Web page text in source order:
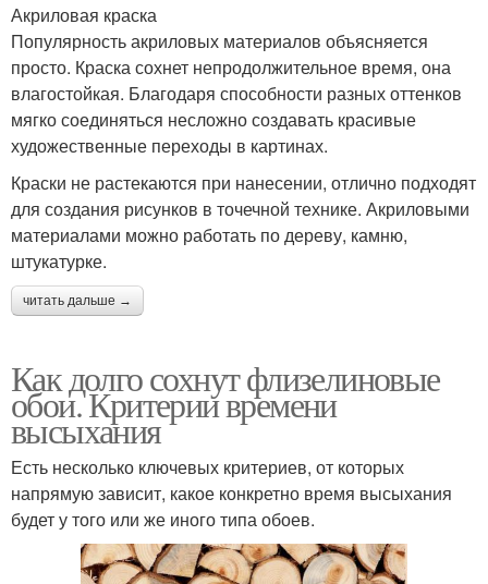
Акриловая краска
Популярность акриловых материалов объясняется
просто. Краска сохнет непродолжительное время, она
влагостойкая. Благодаря способности разных оттенков
мягко соединяться несложно создавать красивые
художественные переходы в картинах.
Краски не растекаются при нанесении, отлично подходят
для создания рисунков в точечной технике. Акриловыми
материалами можно работать по дереву, камню,
штукатурке.
читать дальше →
Как долго сохнут флизелиновые
обои. Критерии времени
высыхания
Есть несколько ключевых критериев, от которых
напрямую зависит, какое конкретно время высыхания
будет у того или же иного типа обоев.